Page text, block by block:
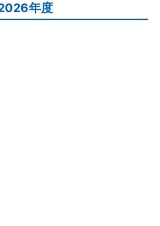
年度